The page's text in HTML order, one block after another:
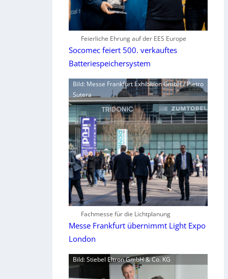
Feierliche Ehrung auf der EES Europe
Socomec feiert 500. verkauftes
Batteriespeichersystem
Bild: Messe Frankfurt Exhibition GmbH / Pietro
Sutera
Fachmesse für die Lichtplanung
Messe Frankfurt übernimmt Light Expo
London
Bild: Stiebel Eltron GmbH & Co. KG